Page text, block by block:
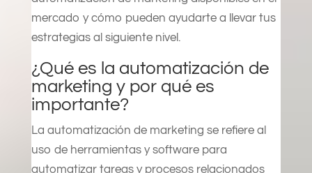
mercado y cómo pueden ayudarte a llevar tus
estrategias al siguiente nivel.
¿Qué es la automatización de
marketing y por qué es
importante?
La automatización de marketing se refiere al
uso de herramientas y software para
automatizar tareas y procesos relacionados